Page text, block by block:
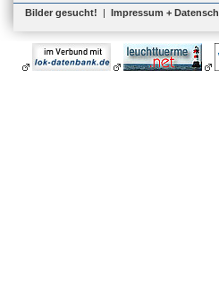
Bilder gesucht! | Impressum +